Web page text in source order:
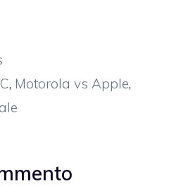
, Motorola vs Apple,